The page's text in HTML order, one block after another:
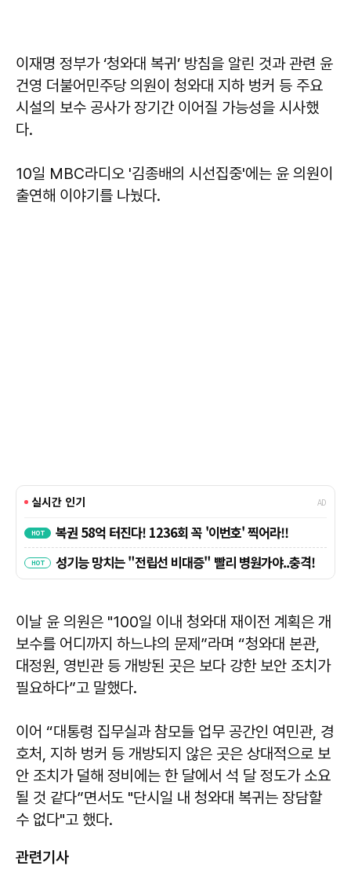
이재명 정부가 ‘청와대 복귀’ 방침을 알린 것과 관련 윤
건영 더불어민주당 의원이 청와대 지하 벙커 등 주요
시설의 보수 공사가 장기간 이어질 가능성을 시사했
다.
10일 MBC라디오 '김종배의 시선집중'에는 윤 의원이
출연해 이야기를 나눴다.
이날 윤 의원은 "100일 이내 청와대 재이전 계획은 개
보수를 어디까지 하느냐의 문제”라며 “청와대 본관,
대정원, 영빈관 등 개방된 곳은 보다 강한 보안 조치가
필요하다”고 말했다.
이어 “대통령 집무실과 참모들 업무 공간인 여민관, 경
호처, 지하 벙커 등 개방되지 않은 곳은 상대적으로 보
안 조치가 덜해 정비에는 한 달에서 석 달 정도가 소요
될 것 같다”면서도 "단시일 내 청와대 복귀는 장담할
수 없다"고 했다.
관련기사